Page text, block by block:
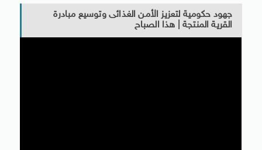
جهود حكومية لتعزيز الأمن الغذائى وتوسيع مبادرة
القرية المنتجة | هذا الصباح